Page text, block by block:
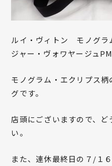
ルイ・ヴィトン モノグ
ジャー・ヴォワヤージュ
モノグラム・エクリプス
グです。
店頭にございますので、
い。
また、連休最終日の７/１